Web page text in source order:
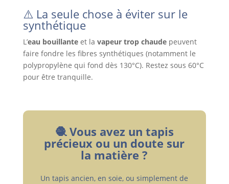
⚠️ La seule chose à éviter sur le
synthétique
L’eau bouillanteet la vapeur trop chaudepeuvent
faire fondre les fibres synthétiques (notamment le
polypropylène qui fond dès 130°C). Restez sous 60°C
pour être tranquille.
🧶 Vous avez un tapis
précieux ou un doute sur
la matière ?
Un tapis ancien, en soie, ou simplement de